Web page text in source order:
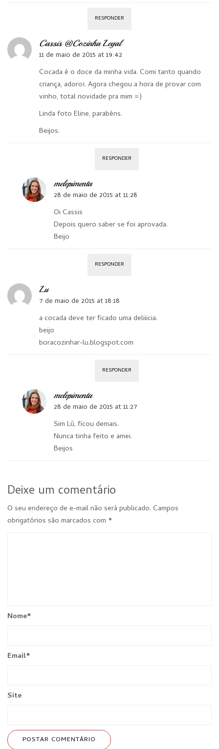
RESPONDER
Cassis @Cozinha Legal
11 de maio de 2015 at 19:42
Cocada é o doce da minha vida. Comi tanto quando
criança, adoro!. Agora chegou a hora de provar com
vinho, total novidade pra mim =)
Linda foto Eline, parabéns.
Beijos.
RESPONDER
melepimenta
28 de maio de 2015 at 11:28
Oi Cassis
Depois quero saber se foi aprovada.
Beijo
RESPONDER
Lu
7 de maio de 2015 at 18:18
a cocada deve ter ficado uma deliiicia.
beijo
boracozinhar-lu.blogspot.com
RESPONDER
melepimenta
28 de maio de 2015 at 11:27
Sim Lú, ficou demais.
Nunca tinha feito e amei.
Beijos
Deixe um comentário
O seu endereço de e-mail não será publicado. Campos
obrigatórios são marcados com *
Nome*
Email*
Site